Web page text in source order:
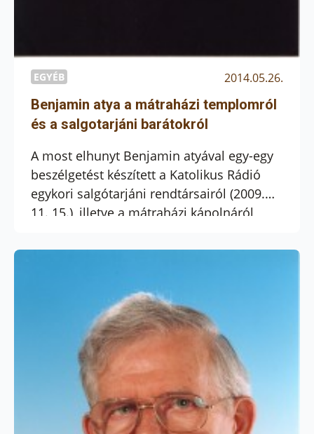
EGYÉB 2014.05.26.
Benjamin atya a mátraházi templomról
és a salgotarjáni barátokról
A most elhunyt Benjamin atyával egy-egy
beszélgetést készített a Katolikus Rádió
egykori salgótarjáni rendtársairól (2009.
11. 15.), illetve a mátraházi kápolnáról
közre. Benjamin atyától május 27-én 15
vesznek végső búcsút rokonai, rendtársai
és egykori tanítványai.